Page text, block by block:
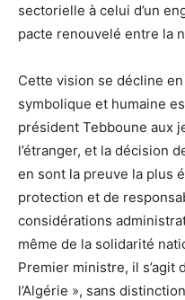
sectorielle à celui d’un
pacte renouvelé entre la
Cette vision se décline
symbolique et humaine
président Tebboune aux
l’étranger, et la décision
en sont la preuve la plus
protection et de
considérations
même de la solidarité
Premier ministre, il s’agit
l’Algérie », sans